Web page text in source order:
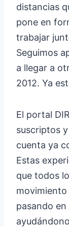
distancias
pone en
trabajar
Seguimos
a llegar a
2012. Ya
El portal
suscriptos
cuenta ya
Estas
que todos
pasando